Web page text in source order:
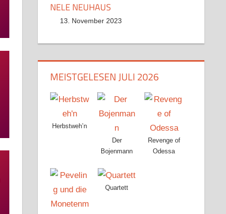
NELE NEUHAUS
13. November 2023
MEISTGELESEN JULI 2026
Herbstweh’n
Der
Bojenmann
Revenge of
Odessa
Quartett